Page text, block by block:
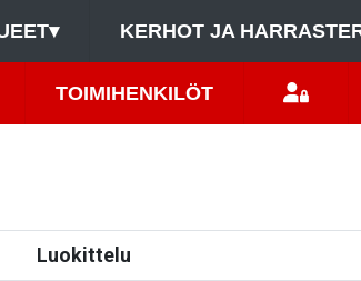
▾ KERHOT JA
TOIMIHENKILÖT
Luokittelu